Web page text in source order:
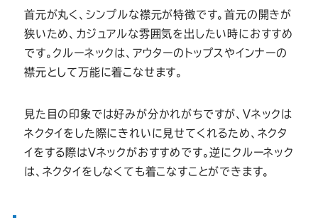
首元が丸く、シンプルな襟元が特徴です。首元の開きが
狭いため、カジュアルな雰囲気を出したい時におすすめ
です。クルーネックは、アウターのトップスやインナーの
襟元として万能に着こなせます。
見た目の印象では好みが分かれがちですが、Vネックは
ネクタイをした際にきれいに見せてくれるため、ネクタ
イをする際はVネックがおすすめです。逆にクルーネック
は、ネクタイをしなくても着こなすことができます。